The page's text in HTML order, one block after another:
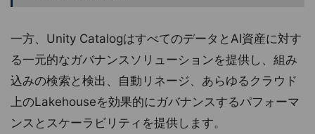
一方、Unity CatalogはすべてのデータとAI資産に対す
る一元的なガバナンスソリューションを提供し、組み
込みの検索と検出、自動リネージ、あらゆるクラウド
上のLakehouseを効果的にガバナンスするパフォーマ
ンスとスケーラビリティを提供します。